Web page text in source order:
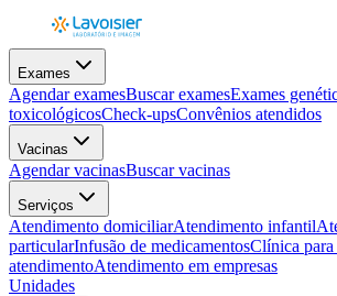
Exames
Agendar examesBuscar examesExames
toxicológicosCheck-upsConvênios atendidos
Vacinas
Agendar vacinasBuscar vacinas
Serviços
Atendimento domiciliarAtendimento infantil
particularInfusão de medicamentosClínica
atendimentoAtendimento em empresas
Unidades